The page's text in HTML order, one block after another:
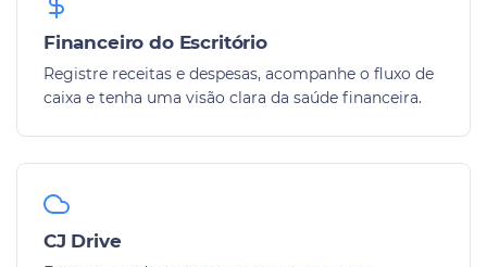
Financeiro do Escritório
Registre receitas e despesas, acompanhe o fluxo de
caixa e tenha uma visão clara da saúde financeira.
CJ Drive